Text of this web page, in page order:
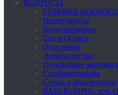
ВОПРОСЫ
РУБРИКИ
Инструменты
Водоснабжение
Сад и Огород
Отопление
Электричество
Отделочные
Стройматериалы
Стены и конструкции
ВАШ ВОПРОС или